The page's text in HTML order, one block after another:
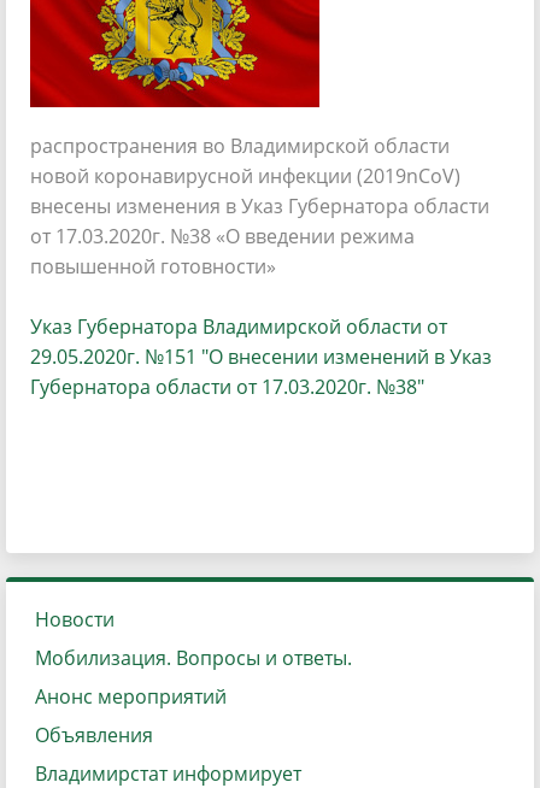
распространения во Владимирской области
новой коронавирусной инфекции (2019nCoV)
внесены изменения в Указ Губернатора области
от 17.03.2020г. №38 «О введении режима
повышенной готовности»
Указ Губернатора Владимирской области от
29.05.2020г. №151 "О внесении изменений в Указ
Губернатора области от 17.03.2020г. №38"
Новости
Мобилизация. Вопросы и ответы.
Анонс мероприятий
Объявления
Владимирстат информирует